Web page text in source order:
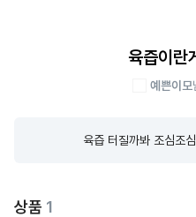
육즙이란
예쁜이모
육즙 터질까봐 조심조
상품 1